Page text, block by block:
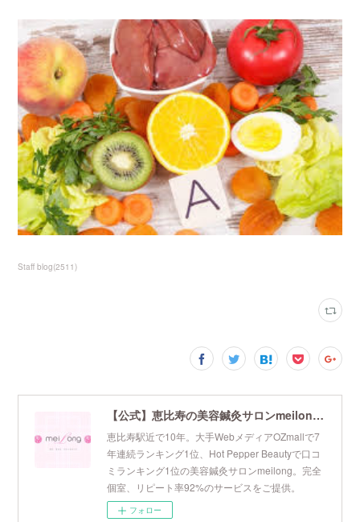
Staff blog(2511)
【公式】恵比寿の美容鍼灸サロンmeilong｜ツボを押さえた針・お灸の治療で美容と健康を叶えます
恵比寿駅近で10年。大手WebメディアOZmallで7
年連続ランキング1位、Hot Pepper Beautyで口コ
ミランキング1位の美容鍼灸サロンmeilong。完全
個室、リピート率92%のサービスをご提供。
フォロー